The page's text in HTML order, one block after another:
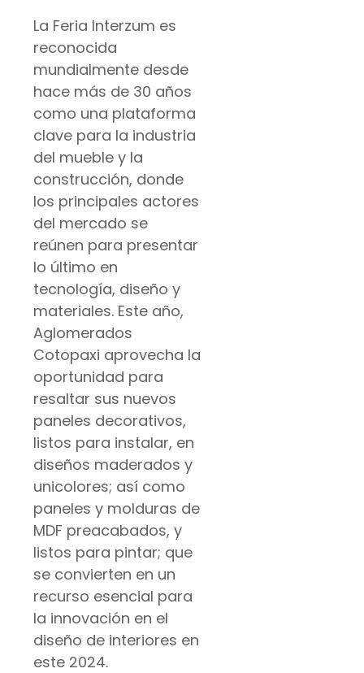
La Feria Interzum es
reconocida
mundialmente desde
hace más de 30 años
como una plataforma
clave para la industria
del mueble y la
construcción, donde
los principales actores
del mercado se
reúnen para presentar
lo último en
tecnología, diseño y
materiales. Este año,
Aglomerados
Cotopaxi aprovecha la
oportunidad para
resaltar sus nuevos
paneles decorativos,
listos para instalar, en
diseños maderados y
unicolores; así como
paneles y molduras de
MDF preacabados, y
listos para pintar; que
se convierten en un
recurso esencial para
la innovación en el
diseño de interiores en
este 2024.